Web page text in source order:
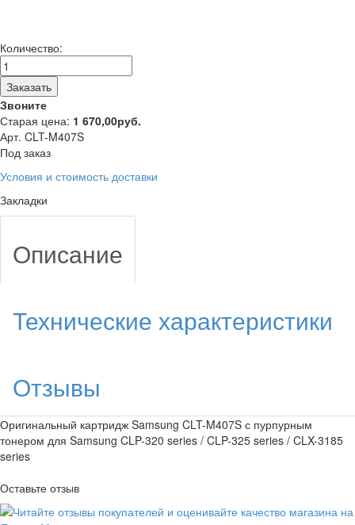
Количество:
Заказать
Звоните
Старая цена: 1 670,00руб.
Арт. CLT-M407S
Под заказ
Условия и стоимость доставки
Закладки
Описание
Технические характеристики
Отзывы
Оригинальный картридж Samsung CLT-M407S с пурпурным
тонером для Samsung CLP-320 series / CLP-325 series / CLX-3185
series
Оставьте отзыв